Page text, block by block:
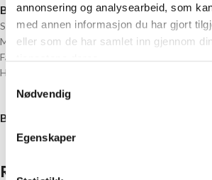
annonsering og analysearbeid, som
med annen informasjon du har gjort
eller som de har samlet inn gjennom
tjenestene deres.
Samtykkevalg
Nødvendig
Egenskaper
Beskrivelse
Størrelse: 130 mm diameter
Materiale: Tinn
Farge: Sølv
Husk å velge antall hekter (1 stk = 1 par)
Brand
Relaterte produkter